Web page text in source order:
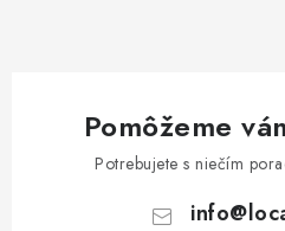
Pomôžeme
Potrebujete s niečím
info@